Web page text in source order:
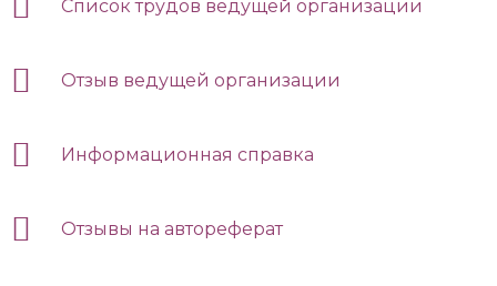
Список трудов ведущей организации
Отзыв ведущей организации
Информационная справка
Отзывы на автореферат